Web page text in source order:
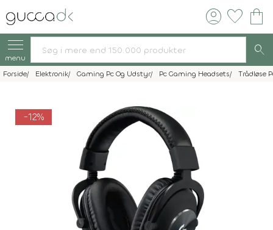
account_circle favorite shopping_bag
menu search
Forside Elektronik Gaming Pc Og Udstyr Pc Gaming Headsets Trådløse
-12%